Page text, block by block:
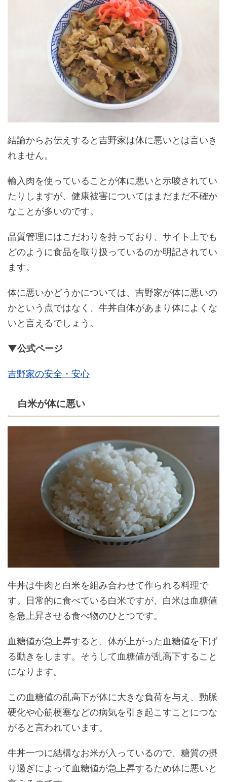
結論からお伝えすると吉野家は体に悪いとは言いき
れません。
輸入肉を使っていることが体に悪いと示唆されてい
たりしますが、健康被害についてはまだまだ不確か
なことが多いのです。
品質管理にはこだわりを持っており、サイト上でも
どのように食品を取り扱っているのか明記されてい
ます。
体に悪いかどうかについては、吉野家が体に悪いの
かという点ではなく、牛丼自体があまり体によくな
いと言えるでしょう。
▼公式ページ
吉野家の安全・安心
白米が体に悪い
牛丼は牛肉と白米を組み合わせて作られる料理で
す。日常的に食べている白米ですが、白米は血糖値
を急上昇させる食べ物のひとつです。
血糖値が急上昇すると、体が上がった血糖値を下げ
る動きをします。そうして血糖値が乱高下すること
になります。
この血糖値の乱高下が体に大きな負荷を与え、動脈
硬化や心筋梗塞などの病気を引き起こすことにつな
がると言われています。
牛丼一つに結構なお米が入っているので、糖質の摂
り過ぎによって血糖値が急上昇するため体に悪いと